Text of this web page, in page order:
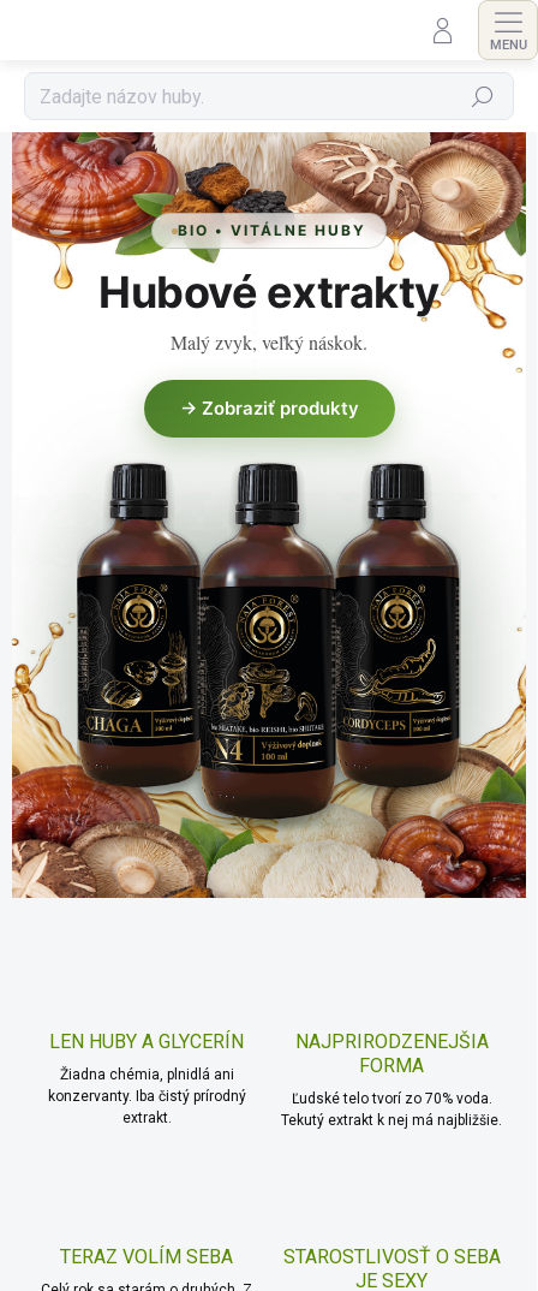
Hľadať
BIO • VITÁLNE HUBY
Hubové extrakty
Malý zvyk, veľký náskok.
→ Zobraziť produkty
LEN HUBY A GLYCERÍN
Žiadna chémia, plnidlá ani
konzervanty. Iba čistý prírodný
extrakt.
NAJPRIRODZENEJŠIA
FORMA
Ľudské telo tvorí zo 70% voda.
Tekutý extrakt k nej má najbližšie.
TERAZ VOLÍM SEBA
STAROSTLIVOSŤ O SEBA
JE SEXY